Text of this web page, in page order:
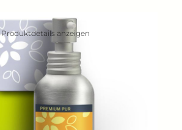
Produktdetails anzeigen